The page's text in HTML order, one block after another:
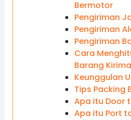
Bermotor
Pengiriman
Pengiriman
Pengiriman
Cara
Barang
Keunggulan
Tips Packing
Apa itu Door
Apa itu Port